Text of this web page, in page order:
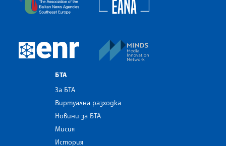
European Newsroom
БТА
За БТА
Виртуална разходка
Новини за БТА
Мисия
История